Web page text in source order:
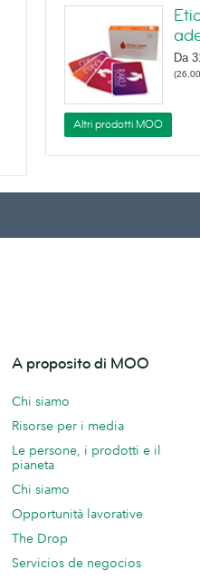
Da
(
Altri prodotti MOO
A proposito di MOO
Chi siamo
Risorse per i media
Le persone, i prodotti e il
pianeta
Chi siamo
Opportunità lavorative
The Drop
Servicios de negocios